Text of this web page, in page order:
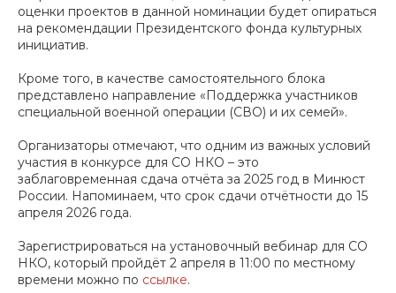
оценки проектов в данной номинации будет опираться
на рекомендации Президентского фонда культурных
инициатив.
Кроме того, в качестве самостоятельного блока
представлено направление «Поддержка участников
специальной военной операции (СВО) и их семей».
Организаторы отмечают, что одним из важных условий
участия в конкурсе для СО НКО – это
заблаговременная сдача отчёта за 2025 год в Минюст
России. Напоминаем, что срок сдачи отчётности до 15
апреля 2026 года.
Зарегистрироваться на установочный вебинар для СО
НКО, который пройдёт 2 апреля в 11:00 по местному
времени можно по ссылке.